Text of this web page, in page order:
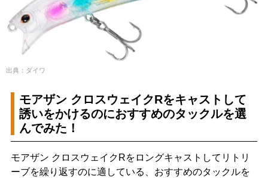
出典：ダイワ
モアザン クロスウェイクRをキャストして
誘いをかけるのにおすすめのタックルを選
んでみた！
モアザン クロスウェイクRをロングキャストしてリトリ
ーブを繰り返すのに適している、おすすめのタックルを